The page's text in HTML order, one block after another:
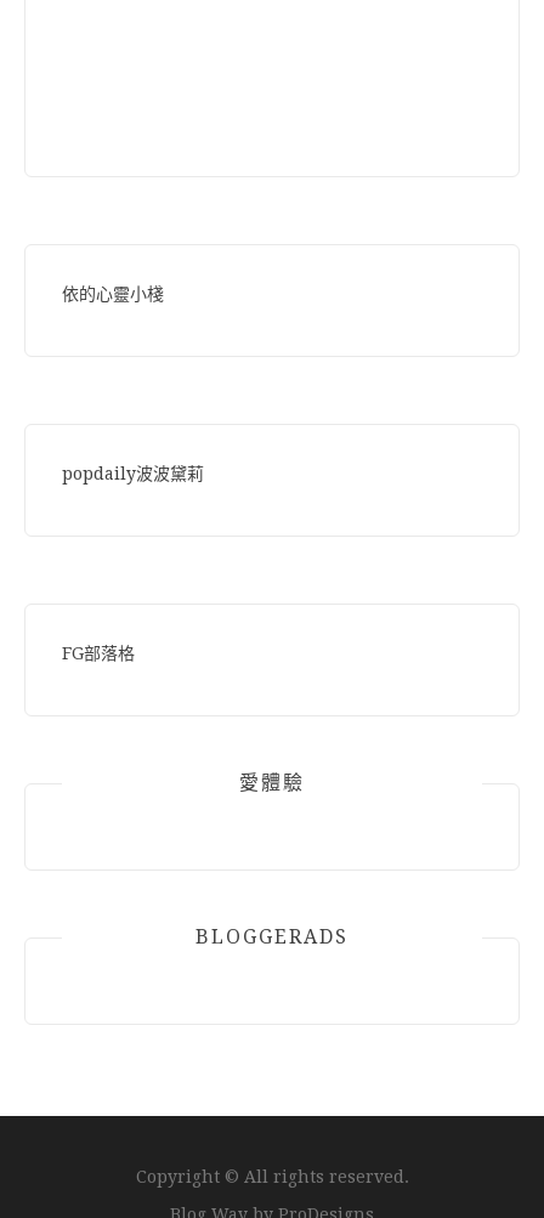
依的心靈小棧
popdaily波波黛莉
FG部落格
愛體驗
BLOGGERADS
Copyright © All rights reserved.